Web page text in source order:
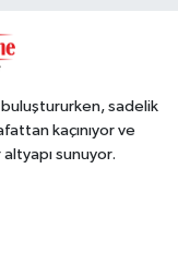
sadelik
kaçınıyor ve
sunuyor.